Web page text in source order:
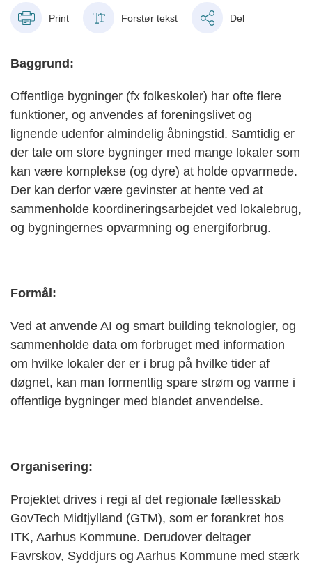
Print Forstør tekst Del
Baggrund:
Offentlige bygninger (fx folkeskoler) har ofte flere
funktioner, og anvendes af foreningslivet og
lignende udenfor almindelig åbningstid. Samtidig er
der tale om store bygninger med mange lokaler som
kan være komplekse (og dyre) at holde opvarmede.
Der kan derfor være gevinster at hente ved at
sammenholde koordineringsarbejdet ved lokalebrug,
og bygningernes opvarmning og energiforbrug.
Formål:
Ved at anvende AI og smart building teknologier, og
sammenholde data om forbruget med information
om hvilke lokaler der er i brug på hvilke tider af
døgnet, kan man formentlig spare strøm og varme i
offentlige bygninger med blandet anvendelse.
Organisering:
Projektet drives i regi af det regionale fællesskab
GovTech Midtjylland (GTM), som er forankret hos
ITK, Aarhus Kommune. Derudover deltager
Favrskov, Syddjurs og Aarhus Kommune med stærk